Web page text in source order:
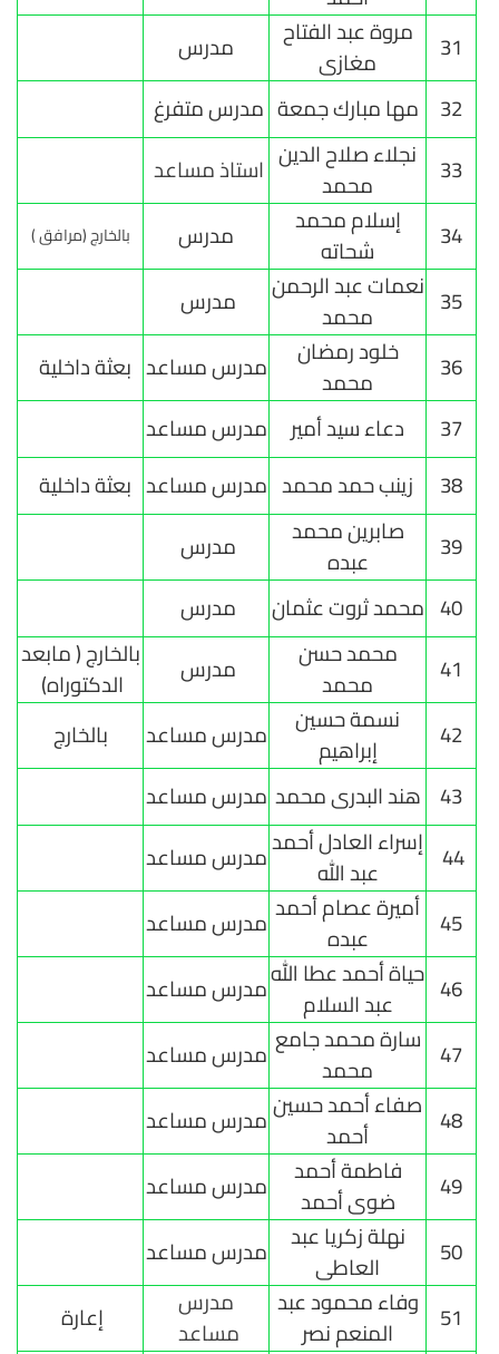
31
مروة عبد الفتاح
مغازى
مدرس
32 مها مبارك جمعة مدرس متفرغ
33
نجلاء صلاح الدين
محمد
استاذ مساعد
34
إسلام محمد
شحاته
مدرس بالخارج (مرافق )
35 نعمات عبد الرحمن
محمد
مدرس
36
خلود رمضان
محمد
مدرس مساعد بعثة داخلية
37
دعاء سيد أمير
مدرس مساعد
38
زينب حمد محمد مدرس مساعد بعثة داخلية
39
صابرين محمد
عبده
مدرس
40 محمد ثروت عثمان
مدرس
41
محمد حسن
محمد
مدرس
بالخارج ( مابعد
الدكتوراه)
42
نسمة حسين
إبراهيم
مدرس مساعد
بالخارج
43 هند البدرى محمد مدرس مساعد
44 إسراء العادل أحمد
عبد الله
مدرس مساعد
45 أميرة عصام أحمد
عبده
مدرس مساعد
46 حياة أحمد عطا الله
عبد السلام
مدرس مساعد
47 سارة محمد جامع
محمد
مدرس مساعد
48 صفاء أحمد حسين
أحمد
مدرس مساعد
49
فاطمة أحمد
ضوى أحمد
مدرس مساعد
50
نهلة زكريا عبد
العاطى
مدرس مساعد
51 وفاء محمود عبد
المنعم نصر
مدرس
مساعد
إعارة